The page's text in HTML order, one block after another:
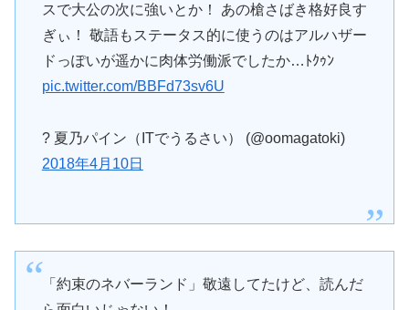
スで大公の次に強いとか！ あの槍さばき格好良す
ぎぃ！ 敬語もステータス的に使うのはアルハザー
ドっぽいが遥かに肉体労働派でしたか…ﾄｸｩﾝ
pic.twitter.com/BBFd73sv6U
? 夏乃パイン（ITでうるさい） (@oomagatoki)
2018年4月10日
「約束のネバーランド」敬遠してたけど、読んだ